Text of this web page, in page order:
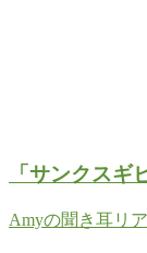
「サンクスギ
Amyの聞き耳リ